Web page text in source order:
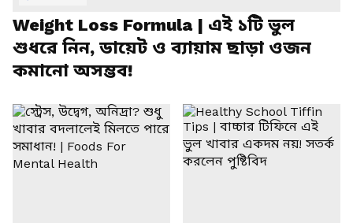
Weight Loss Formula | এই ১টি ভুল
শুধরে নিন, ডায়েট ও ব্যায়াম ছাড়া ওজন
কমানো অসম্ভব!